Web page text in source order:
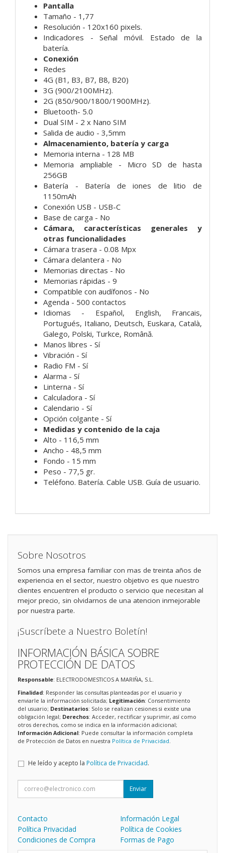
Pantalla
Tamaño - 1,77
Resolución - 120x160 pixels.
Indicadores - Señal móvil. Estado de la
batería.
Conexión
Redes
4G (B1, B3, B7, B8, B20)
3G (900/2100MHz).
2G (850/900/1800/1900MHz).
Bluetooth- 5.0
Dual SIM - 2 x Nano SIM
Salida de audio - 3,5mm
Almacenamiento, batería y carga
Memoria interna - 128 MB
Memoria ampliable - Micro SD de hasta
256GB
Batería - Batería de iones de litio de
1150mAh
Conexión USB - USB-C
Base de carga - No
Cámara, características generales y
otras funcionalidades
Cámara trasera - 0.08 Mpx
Cámara delantera - No
Memorias directas - No
Memorias rápidas - 9
Compatible con audífonos - No
Agenda - 500 contactos
Idiomas - Español, English, Francais,
Portugués, Italiano, Deutsch, Euskara, Català,
Galego, Polski, Turkce, Română.
Manos libres - Sí
Vibración - Sí
Radio FM - Sí
Alarma - Sí
Linterna - Sí
Calculadora - Sí
Calendario - Sí
Opción colgante - Sí
Medidas y contenido de la caja
Alto - 116,5 mm
Ancho - 48,5 mm
Fondo - 15 mm
Peso - 77,5 gr.
Teléfono. Batería. Cable USB. Guía de usuario.
Sobre Nosotros
Somos una empresa familiar con mas de treinta años de
experiencia en el sector, nuestro objetivo es que nuestro
clientes encuentren el producto o servicio que necesitan al
mejor precio, sin olvidarnos de una atencion inmejorable
por nuestra parte.
¡Suscríbete a Nuestro Boletín!
INFORMACIÓN BÁSICA SOBRE
PROTECCIÓN DE DATOS
Responsable: ELECTRODOMESTICOS A MARIÑA, S.L.
Finalidad: Responder las consultas planteadas por el usuario y
enviarle la información solicitada; Legitimación: Consentimiento
del usuario; Destinatarios: Solo se realizan cesiones si existe una
obligación legal; Derechos: Acceder, rectificar y suprimir, así como
otros derechos, como se indica en la información adicional;
Información Adicional: Puede consultar la información completa
de Protección de Datos en nuestra Política de Privacidad.
He leído y acepto la Política de Privacidad.
Enviar
Contacto
Información Legal
Política Privacidad
Política de Cookies
Condiciones de Compra
Formas de Pago